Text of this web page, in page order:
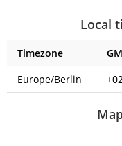
Local
Timezone
Europe/Berlin